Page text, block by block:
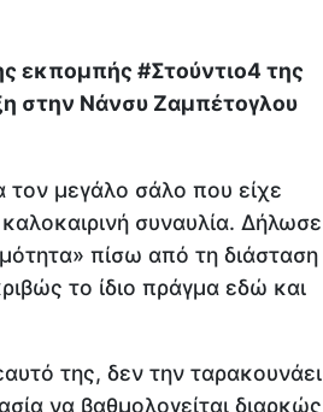
εκπομπής #Στούντιο4 της
στην Νάνσυ Ζαμπέτογλου
μεγάλο σάλο που είχε
συναυλία. Δήλωσε
πίσω από τη διάσταση
το ίδιο πράγμα εδώ και
της, δεν την ταρακουνάει
να βαθμολογείται διαρκώς